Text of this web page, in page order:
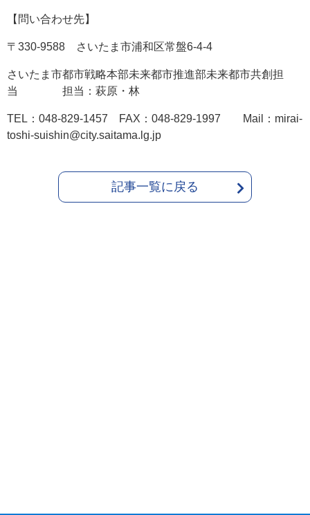
【問い合わせ先】
〒330-9588 さいたま市浦和区常盤6-4-4
さいたま市都市戦略本部未来都市推進部未来都市共創担
当 担当：萩原・林
TEL：048-829-1457 FAX：048-829-1997 Mail：mirai-
toshi-suishin@city.saitama.lg.jp
記事一覧に戻る